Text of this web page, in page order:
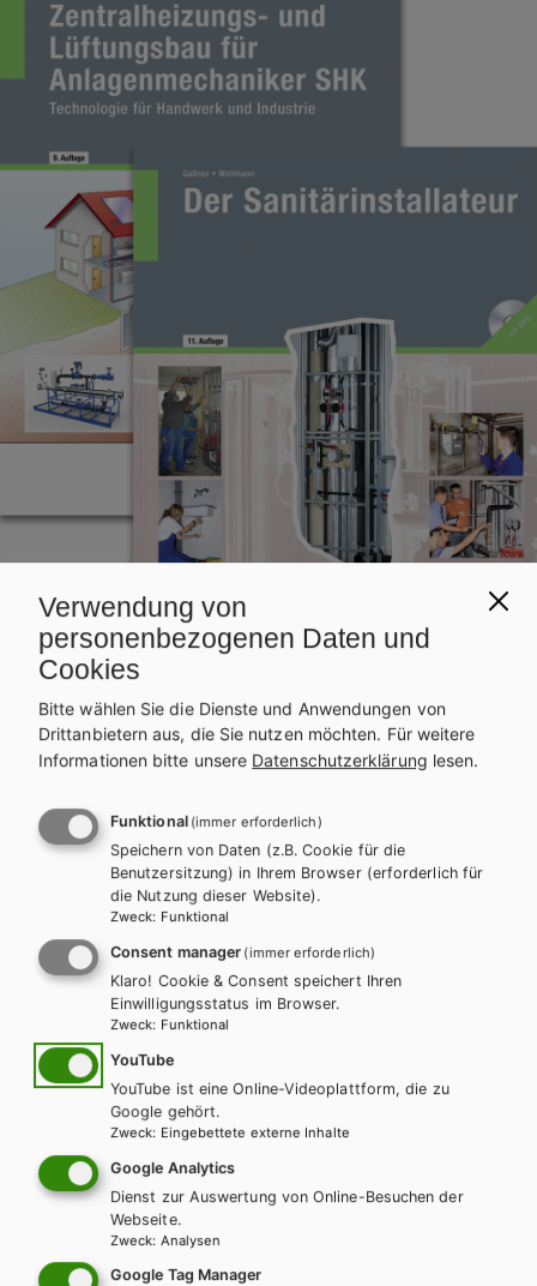
o
0 Seiten 4-färbig
19,0 × 26,0
978-3-582-10164-8
Zentralheizungs- und Lüftungsbau für Anlagenmechaniker
PRODUKTVARIANTEN
Lehrbuch
Preise inkl. MwSt., zzgl. Versandkosten | E-Book-Codes sind nur bei Bestellung
über die Schulbuchaktion enthalten. | *Exklusiv über die Schulbuchaktion
BESCHREIBUNG
Bei gleichzeitiger Bestellung von ISBN 978-3-582-10163-1
„Zentralheizungs- und Lüftungsbau für Anlagenmechaniker
SHK“ und ISBN 978-3-582-03155-6 „Der Sanitärinstallateur“
erhalten Sie die Bände zum Paketpreis.
Verwendung von
personenbezogenen Daten und
Cookies
Bitte wählen Sie die Dienste und Anwendungen von
Drittanbietern aus, die Sie nutzen möchten. Für weitere
Informationen bitte unsere Datenschutzerklärung lesen.
Funktional (immer erforderlich)
Speichern von Daten (z.B. Cookie für die
Benutzersitzung) in Ihrem Browser (erforderlich für
die Nutzung dieser Website).
Zweck: Funktional
Consent manager (immer erforderlich)
Klaro! Cookie & Consent speichert Ihren
Einwilligungsstatus im Browser.
Zweck: Funktional
YouTube
YouTube ist eine Online-Videoplattform, die zu
Google gehört.
Zweck: Eingebettete externe Inhalte
Google Analytics
Dienst zur Auswertung von Online-Besuchen der
Webseite.
Zweck: Analysen
Google Tag Manager